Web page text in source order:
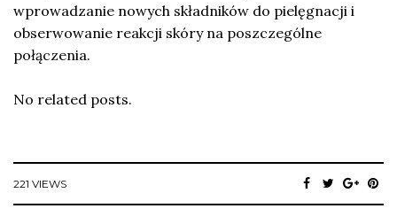
wprowadzanie nowych składników do pielęgnacji i
obserwowanie reakcji skóry na poszczególne
połączenia.
No related posts.
221 VIEWS